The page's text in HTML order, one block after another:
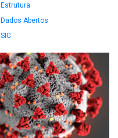
Estrutura
Dados Abertos
SIC